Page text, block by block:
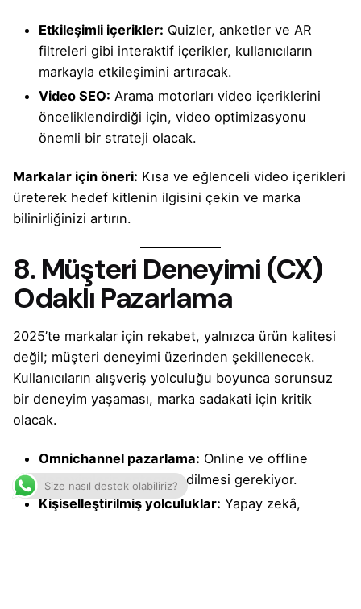
Etkileşimli içerikler: Quizler, anketler ve AR
filtreleri gibi interaktif içerikler, kullanıcıların
markayla etkileşimini artıracak.
Video SEO: Arama motorları video içeriklerini
önceliklendirdiği için, video optimizasyonu
önemli bir strateji olacak.
Markalar için öneri: Kısa ve eğlenceli video içerikleri
üreterek hedef kitlenin ilgisini çekin ve marka
bilinirliğinizi artırın.
8. Müşteri Deneyimi (CX)
Odaklı Pazarlama
2025’te markalar için rekabet, yalnızca ürün kalitesi
değil; müşteri deneyimi üzerinden şekillenecek.
Kullanıcıların alışveriş yolculuğu boyunca sorunsuz
bir deneyim yaşaması, marka sadakati için kritik
olacak.
Omnichannel pazarlama: Online ve offline
deneyimlerin entegre edilmesi gerekiyor.
Kişiselleştirilmiş yolculuklar: Yapay zekâ,
Size nasıl destek olabiliriz?